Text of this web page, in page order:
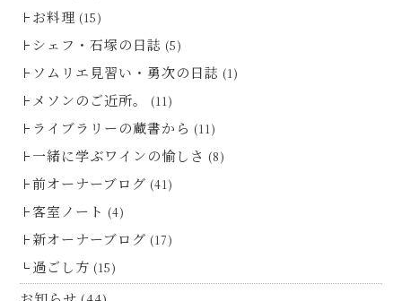
お料理 (15)
シェフ・石塚の日誌 (5)
ソムリエ見習い・勇次の日誌 (1)
メソンのご近所。 (11)
ライブラリーの蔵書から (11)
一緒に学ぶワインの愉しさ (8)
前オーナーブログ (41)
客室ノート (4)
新オーナーブログ (17)
過ごし方 (15)